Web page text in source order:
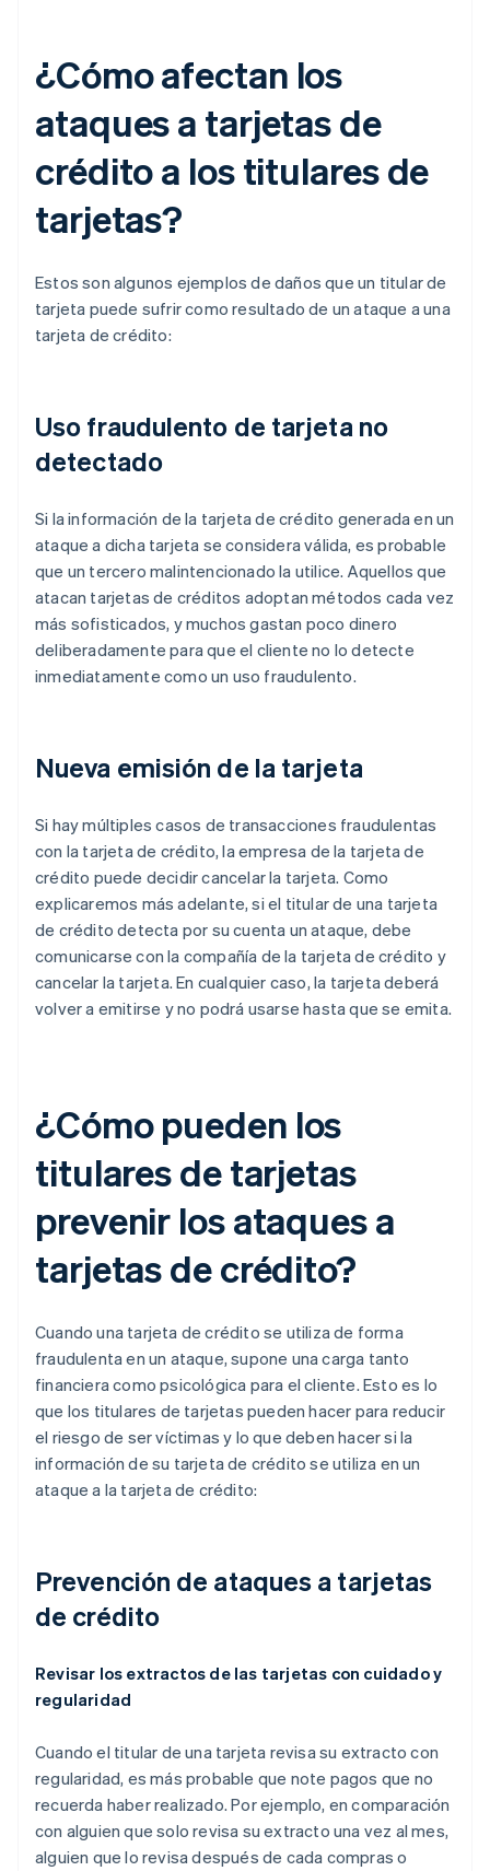
¿Cómo afectan los
ataques a tarjetas de
crédito a los titulares de
tarjetas?
Estos son algunos ejemplos de daños que un titular de
tarjeta puede sufrir como resultado de un ataque a una
tarjeta de crédito:
Uso fraudulento de tarjeta no
detectado
Si la información de la tarjeta de crédito generada en un
ataque a dicha tarjeta se considera válida, es probable
que un tercero malintencionado la utilice. Aquellos que
atacan tarjetas de créditos adoptan métodos cada vez
más sofisticados, y muchos gastan poco dinero
deliberadamente para que el cliente no lo detecte
inmediatamente como un uso fraudulento.
Nueva emisión de la tarjeta
Si hay múltiples casos de transacciones fraudulentas
con la tarjeta de crédito, la empresa de la tarjeta de
crédito puede decidir cancelar la tarjeta. Como
explicaremos más adelante, si el titular de una tarjeta
de crédito detecta por su cuenta un ataque, debe
comunicarse con la compañía de la tarjeta de crédito y
cancelar la tarjeta. En cualquier caso, la tarjeta deberá
volver a emitirse y no podrá usarse hasta que se emita.
¿Cómo pueden los
titulares de tarjetas
prevenir los ataques a
tarjetas de crédito?
Cuando una tarjeta de crédito se utiliza de forma
fraudulenta en un ataque, supone una carga tanto
financiera como psicológica para el cliente. Esto es lo
que los titulares de tarjetas pueden hacer para reducir
el riesgo de ser víctimas y lo que deben hacer si la
información de su tarjeta de crédito se utiliza en un
ataque a la tarjeta de crédito:
Prevención de ataques a tarjetas
de crédito
Revisar los extractos de las tarjetas con cuidado y
regularidad
Cuando el titular de una tarjeta revisa su extracto con
regularidad, es más probable que note pagos que no
recuerda haber realizado. Por ejemplo, en comparación
con alguien que solo revisa su extracto una vez al mes,
alguien que lo revisa después de cada compras o